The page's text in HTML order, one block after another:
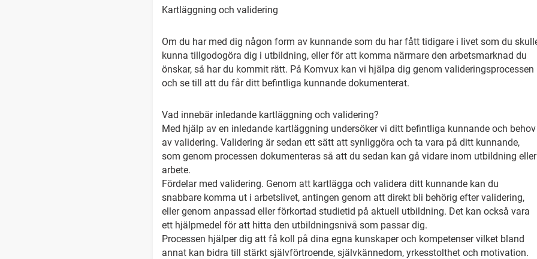
Kartläggning och validering
Om du har med dig någon form av kunnande som du har fått tidigare i livet som du
kunna tillgodogöra dig i utbildning, eller för att komma närmare den arbetsmarknad du
önskar, så har du kommit rätt. På Komvux kan vi hjälpa dig genom valideringsprocessen
och se till att du får ditt befintliga kunnande dokumenterat.
Vad innebär inledande kartläggning och validering?
Med hjälp av en inledande kartläggning undersöker vi ditt befintliga kunnande och behov
av validering. Validering är sedan ett sätt att synliggöra och ta vara på ditt kunnande,
som genom processen dokumenteras så att du sedan kan gå vidare inom utbildning eller
arbete.
Fördelar med validering. Genom att kartlägga och validera ditt kunnande kan du
snabbare komma ut i arbetslivet, antingen genom att direkt bli behörig efter validering,
eller genom anpassad eller förkortad studietid på aktuell utbildning. Det kan också vara
ett hjälpmedel för att hitta den utbildningsnivå som passar dig.
Processen hjälper dig att få koll på dina egna kunskaper och kompetenser vilket bland
annat kan bidra till stärkt självförtroende, självkännedom, yrkesstolthet och motivation.